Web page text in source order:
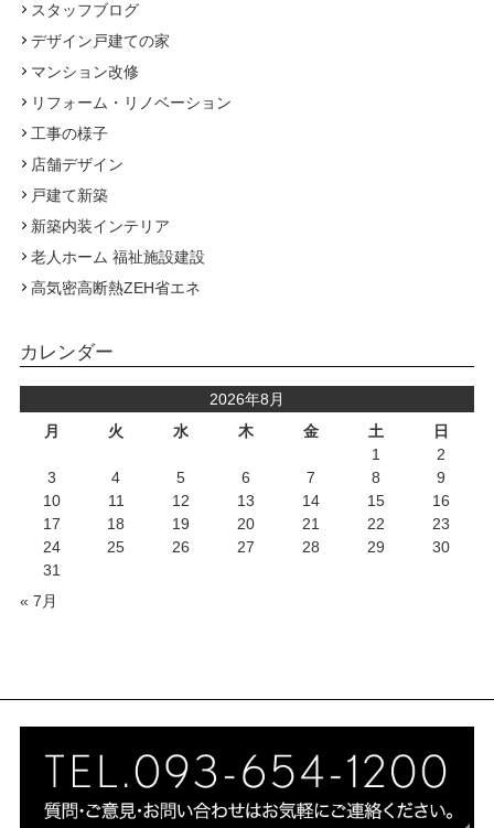
スタッフブログ
デザイン戸建ての家
マンション改修
リフォーム・リノベーション
工事の様子
店舗デザイン
戸建て新築
新築内装インテリア
老人ホーム 福祉施設建設
高気密高断熱ZEH省エネ
カレンダー
2026年8月
月
火 水 木 金 土 日
« 7月
1
2
3
4 5 6 7 8
9
10
11 12 13 14 15
16
17
18 19 20 21 22
23
24
25 26 27 28 29
30
31